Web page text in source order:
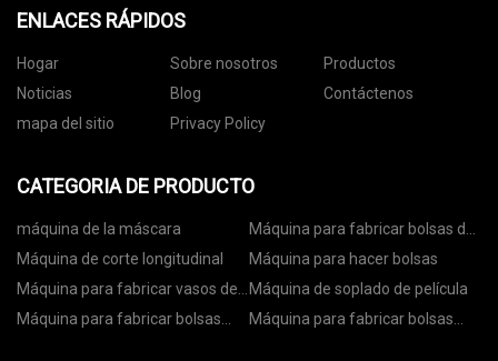
ENLACES RÁPIDOS
Hogar Sobre nosotros
Productos
Noticias
Blog
Contáctenos
mapa del sitio
Privacy Policy
CATEGORIA DE PRODUCTO
máquina de la máscara
Máquina para fabricar bolsas de
papel
Máquina de corte longitudinal
Máquina para hacer bolsas
Máquina para fabricar vasos de
papel
Máquina de soplado de película
Máquina para fabricar bolsas
Máquina para fabricar bolsas